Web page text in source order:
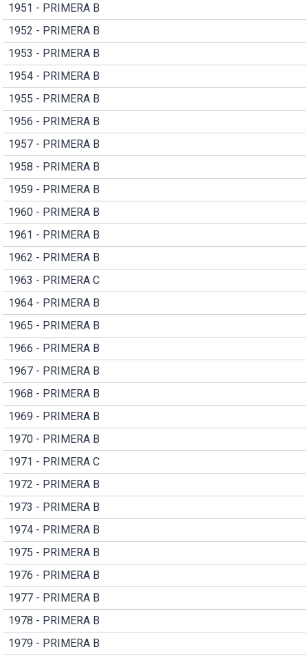
1951 - PRIMERA B
1952 - PRIMERA B
1953 - PRIMERA B
1954 - PRIMERA B
1955 - PRIMERA B
1956 - PRIMERA B
1957 - PRIMERA B
1958 - PRIMERA B
1959 - PRIMERA B
1960 - PRIMERA B
1961 - PRIMERA B
1962 - PRIMERA B
1963 - PRIMERA C
1964 - PRIMERA B
1965 - PRIMERA B
1966 - PRIMERA B
1967 - PRIMERA B
1968 - PRIMERA B
1969 - PRIMERA B
1970 - PRIMERA B
1971 - PRIMERA C
1972 - PRIMERA B
1973 - PRIMERA B
1974 - PRIMERA B
1975 - PRIMERA B
1976 - PRIMERA B
1977 - PRIMERA B
1978 - PRIMERA B
1979 - PRIMERA B